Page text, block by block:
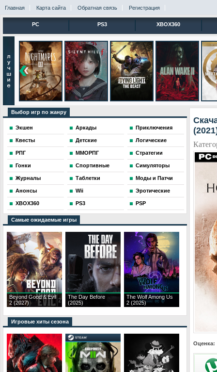
Главная Карта сайта Обратная связь Регистрация
PC PS3 XBOX360
Выбор игр по жанру
Экшен Аркады Приключения
Квесты Детские Логические
РПГ ММОРПГ Стратегии
Гонки Спортивные Симуляторы
Журналы Таблетки Моды и Патчи
Анонсы Wii Эротические
XBOX360 PS3 PSP
Самые ожидаемые игры
Beyond Good & Evil
2 (2027)
The Day Before
(2025)
The Wolf Among Us
2 (2025)
Игровые хиты сезона
Оценка: